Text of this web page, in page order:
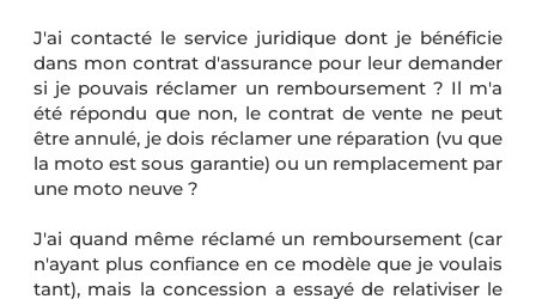
J'ai contacté le service juridique dont je bénéficie
dans mon contrat d'assurance pour leur demander
si je pouvais réclamer un remboursement ? Il m'a
été répondu que non, le contrat de vente ne peut
être annulé, je dois réclamer une réparation (vu que
la moto est sous garantie) ou un remplacement par
une moto neuve ?
J'ai quand même réclamé un remboursement (car
n'ayant plus confiance en ce modèle que je voulais
tant), mais la concession a essayé de relativiser le